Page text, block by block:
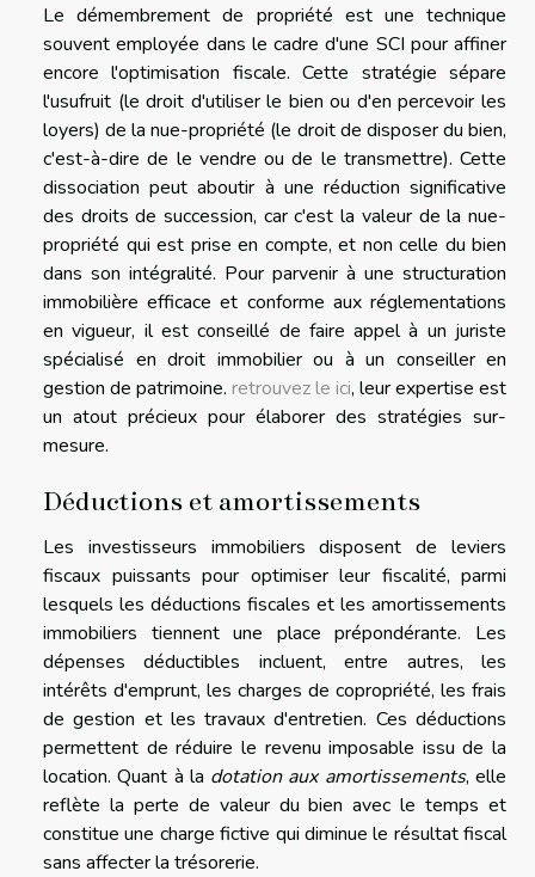
Le démembrement de propriété est une technique
souvent employée dans le cadre d'une SCI pour affiner
encore l'optimisation fiscale. Cette stratégie sépare
l'usufruit (le droit d'utiliser le bien ou d'en percevoir les
loyers) de la nue-propriété (le droit de disposer du bien,
c'est-à-dire de le vendre ou de le transmettre). Cette
dissociation peut aboutir à une réduction significative
des droits de succession, car c'est la valeur de la nue-
propriété qui est prise en compte, et non celle du bien
dans son intégralité. Pour parvenir à une structuration
immobilière efficace et conforme aux réglementations
en vigueur, il est conseillé de faire appel à un juriste
spécialisé en droit immobilier ou à un conseiller en
gestion de patrimoine. retrouvez le ici, leur expertise est
un atout précieux pour élaborer des stratégies sur-
mesure.
Déductions et amortissements
Les investisseurs immobiliers disposent de leviers
fiscaux puissants pour optimiser leur fiscalité, parmi
lesquels les déductions fiscales et les amortissements
immobiliers tiennent une place prépondérante. Les
dépenses déductibles incluent, entre autres, les
intérêts d'emprunt, les charges de copropriété, les frais
de gestion et les travaux d'entretien. Ces déductions
permettent de réduire le revenu imposable issu de la
location. Quant à la dotation aux amortissements, elle
reflète la perte de valeur du bien avec le temps et
constitue une charge fictive qui diminue le résultat fiscal
sans affecter la trésorerie.